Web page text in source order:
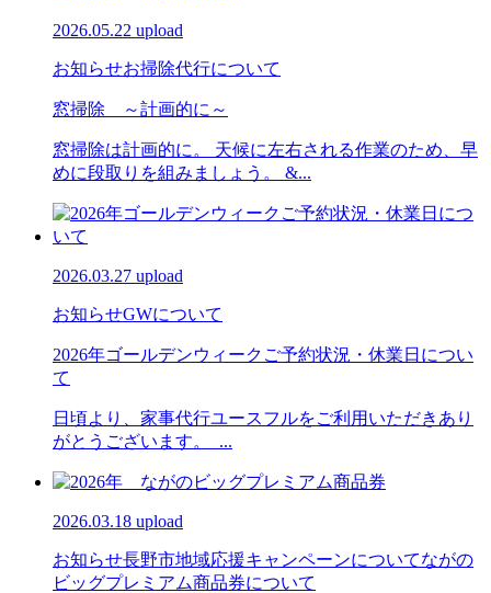
2026.05.22 upload
お知らせお掃除代行について
窓掃除 ～計画的に～
窓掃除は計画的に。 天候に左右される作業のため、早
めに段取りを組みましょう。 &...
2026.03.27 upload
お知らせGWについて
2026年ゴールデンウィークご予約状況・休業日につい
て
日頃より、家事代行ユースフルをご利用いただきあり
がとうございます。 ...
2026.03.18 upload
お知らせ長野市地域応援キャンペーンについてながの
ビッグプレミアム商品券について